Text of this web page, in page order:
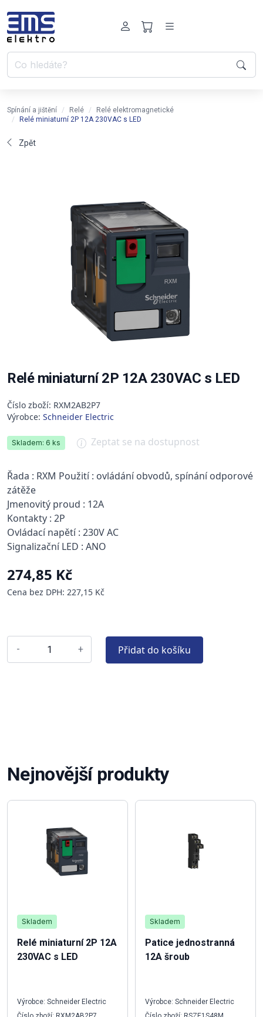
Spínání a jištění Relé
Relé elektromagnetické
Relé miniaturní 2P 12A 230VAC s LED
Zpět
Relé miniaturní 2P 12A 230VAC s LED
Číslo zboží: RXM2AB2P7
Výrobce: Schneider Electric
Skladem: 6 ks Zeptat se na dostupnost
Řada : RXM Použití : ovládání obvodů, spínání odporové
zátěže
Jmenovitý proud : 12A
Kontakty : 2P
Ovládací napětí : 230V AC
Signalizační LED : ANO
274,85 Kč
Cena bez DPH: 227,15 Kč
- + Přidat do košíku
Nejnovější produkty
Skladem
Relé miniaturní 2P 12A
230VAC s LED
Výrobce: Schneider Electric
Skladem
Patice jednostranná
12A šroub
Výrobce: Schneider Electric